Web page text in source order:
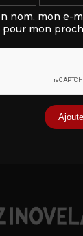
nom, mon e-
mon